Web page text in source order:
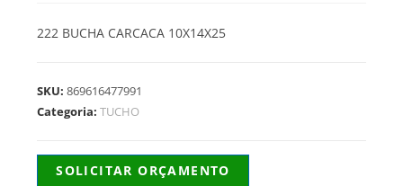
222 BUCHA CARCACA 10X14X25
SKU:869616477991
Categoria:TUCHO
SOLICITAR ORÇAMENTO